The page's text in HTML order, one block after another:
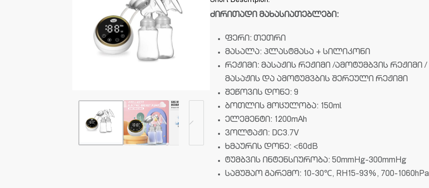
ძირითადი მახასიათებლები:
ფერი: თეთრი
მასალა: პლასტმასა + სილიკონი
რეჟიმი: მასაჟის რეჟიმი /ამოტუმბვის რეჟიმი /
მასაჟის და ამოტუმვბის შერეული რეჟიმი
შეწოვის დონე: 9
ბოთლის მოცულობა: 150ml
ელემენტი: 1200mAh
ვოლტაჟი: DC3.7V
ხმაურის დონე: <60dB
ტუმბვის ინტენსიურობა: 50mmHg-300mmHg
სამუშაო გარემო: 10-30℃, RH15-93%, 700-1060hPa